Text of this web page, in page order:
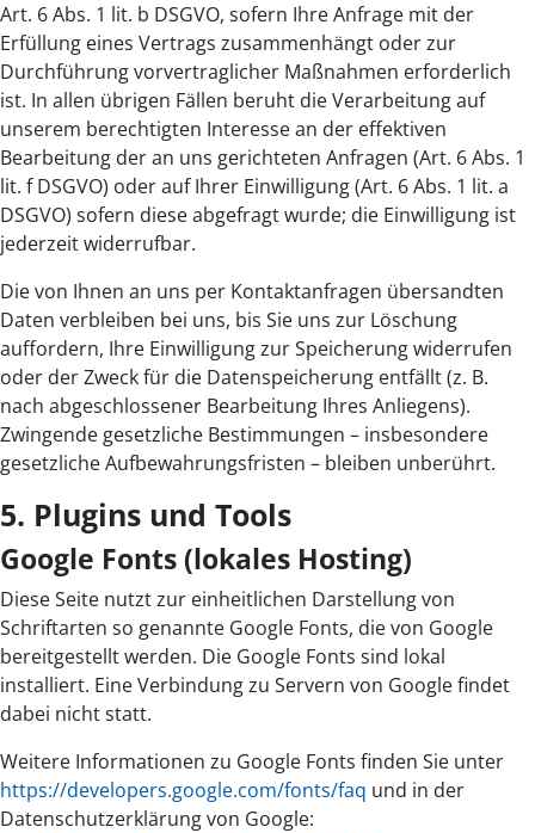
Art. 6 Abs. 1 lit. b DSGVO, sofern Ihre Anfrage mit der
Erfüllung eines Vertrags zusammenhängt oder zur
Durchführung vorvertraglicher Maßnahmen erforderlich
ist. In allen übrigen Fällen beruht die Verarbeitung auf
unserem berechtigten Interesse an der effektiven
Bearbeitung der an uns gerichteten Anfragen (Art. 6 Abs. 1
lit. f DSGVO) oder auf Ihrer Einwilligung (Art. 6 Abs. 1 lit. a
DSGVO) sofern diese abgefragt wurde; die Einwilligung ist
jederzeit widerrufbar.
Die von Ihnen an uns per Kontaktanfragen übersandten
Daten verbleiben bei uns, bis Sie uns zur Löschung
auffordern, Ihre Einwilligung zur Speicherung widerrufen
oder der Zweck für die Datenspeicherung entfällt (z. B.
nach abgeschlossener Bearbeitung Ihres Anliegens).
Zwingende gesetzliche Bestimmungen – insbesondere
gesetzliche Aufbewahrungsfristen – bleiben unberührt.
5. Plugins und Tools
Google Fonts (lokales Hosting)
Diese Seite nutzt zur einheitlichen Darstellung von
Schriftarten so genannte Google Fonts, die von Google
bereitgestellt werden. Die Google Fonts sind lokal
installiert. Eine Verbindung zu Servern von Google findet
dabei nicht statt.
Weitere Informationen zu Google Fonts finden Sie unter
https://developers.google.com/fonts/faq und in der
Datenschutzerklärung von Google: